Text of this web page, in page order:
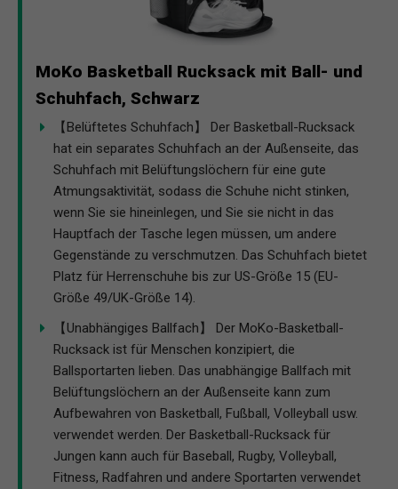
MoKo Basketball Rucksack mit Ball- und
Schuhfach, Schwarz
【Belüftetes Schuhfach】 Der Basketball-Rucksack
hat ein separates Schuhfach an der Außenseite, das
Schuhfach mit Belüftungslöchern für eine gute
Atmungsaktivität, sodass die Schuhe nicht stinken,
wenn Sie sie hineinlegen, und Sie sie nicht in das
Hauptfach der Tasche legen müssen, um andere
Gegenstände zu verschmutzen. Das Schuhfach bietet
Platz für Herrenschuhe bis zur US-Größe 15 (EU-
Größe 49/UK-Größe 14).
【Unabhängiges Ballfach】 Der MoKo-Basketball-
Rucksack ist für Menschen konzipiert, die
Ballsportarten lieben. Das unabhängige Ballfach mit
Belüftungslöchern an der Außenseite kann zum
Aufbewahren von Basketball, Fußball, Volleyball usw.
verwendet werden. Der Basketball-Rucksack für
Jungen kann auch für Baseball, Rugby, Volleyball,
Fitness, Radfahren und andere Sportarten verwendet